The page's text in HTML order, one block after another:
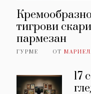
тигрови
пармезан
ГУРМЕ ОТ
17